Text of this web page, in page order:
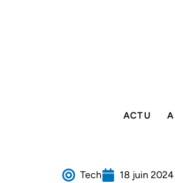
ACTU
Tech 18 juin 2024